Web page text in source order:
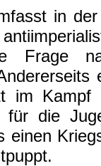
in
Frage
im Kampf
für die
einen